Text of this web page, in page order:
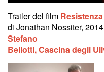
Trailer del film
di Jonathan Nossiter,
Stefano
Bellotti,Cascina degli